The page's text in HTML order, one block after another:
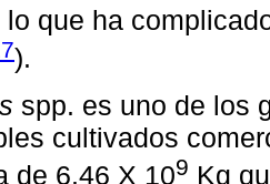
lo que ha
).
spp. es uno de los
cultivados
de 6.46 X 109 Kg